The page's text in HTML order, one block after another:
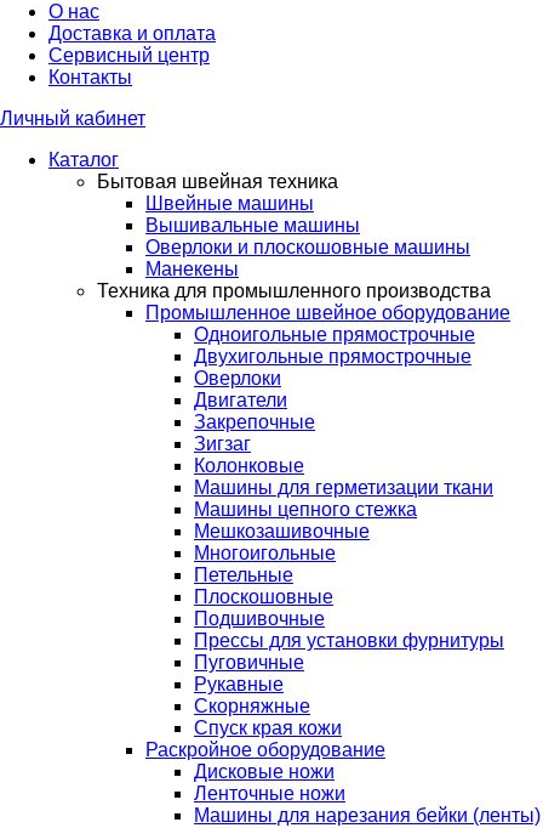
О нас
Доставка и оплата
Сервисный центр
Контакты
Личный кабинет
Каталог
Бытовая швейная техника
Швейные машины
Вышивальные машины
Оверлоки и плоскошовные машины
Манекены
Техника для промышленного производства
Промышленное швейное оборудование
Одноигольные прямострочные
Двухигольные прямострочные
Оверлоки
Двигатели
Закрепочные
Зигзаг
Колонковые
Машины для герметизации ткани
Машины цепного стежка
Мешкозашивочные
Многоигольные
Петельные
Плоскошовные
Подшивочные
Прессы для установки фурнитуры
Пуговичные
Рукавные
Скорняжные
Спуск края кожи
Раскройное оборудование
Дисковые ножи
Ленточные ножи
Машины для нарезания бейки (ленты)